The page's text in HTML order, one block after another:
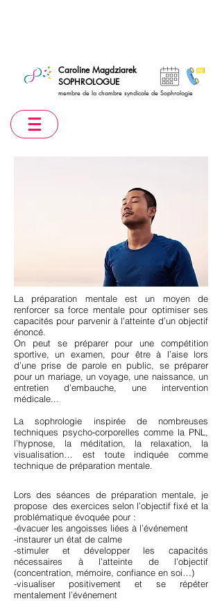
Caroline Magdziarek
SOPHROLOGUE
membre de la chambre syndicale de Sophrologie
La préparation mentale est un moyen de
renforcer sa force mentale pour optimiser ses
capacités pour parvenir à l’atteinte d’un objectif
énoncé.
On peut se préparer pour une compétition
sportive, un examen, pour être à l’aise lors
d’une prise de parole en public, se préparer
pour un mariage, un voyage, une naissance, un
entretien d’embauche, une intervention
médicale...
La sophrologie inspirée de nombreuses
techniques psycho-corporelles comme la PNL,
l’hypnose, la méditation, la relaxation, la
visualisation… est toute indiquée comme
technique de préparation mentale.
Lors des séances de préparation mentale, je
propose des exercices selon l’objectif fixé et la
problématique évoquée pour :
-évacuer les angoisses liées à l’événement
-instaurer un état de calme
-stimuler et développer les capacités
nécessaires à l’atteinte de l’objectif
(concentration, mémoire, confiance en soi…)
-visualiser positivement et se répéter
mentalement l’événement